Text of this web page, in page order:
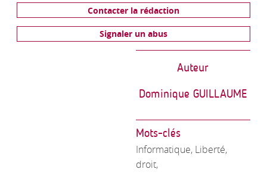
Contacter la rédaction
Signaler un abus
Auteur
Dominique GUILLAUME
Mots-clés
Informatique, Liberté,
droit,